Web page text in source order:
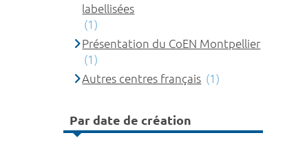
labellisées
(1)
Présentation du CoEN Montpellier
(1)
Autres centres français (1)
Par date de création